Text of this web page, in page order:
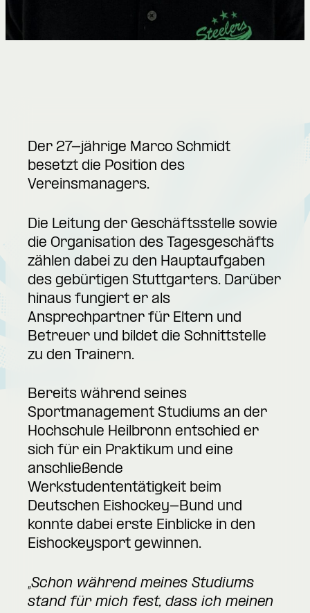
Der 27-jährige Marco Schmidt
besetzt die Position des
Vereinsmanagers.
Die Leitung der Geschäftsstelle sowie
die Organisation des Tagesgeschäfts
zählen dabei zu den Hauptaufgaben
des gebürtigen Stuttgarters. Darüber
hinaus fungiert er als
Ansprechpartner für Eltern und
Betreuer und bildet die Schnittstelle
zu den Trainern.
Bereits während seines
Sportmanagement Studiums an der
Hochschule Heilbronn entschied er
sich für ein Praktikum und eine
anschließende
Werkstudententätigkeit beim
Deutschen Eishockey-Bund und
konnte dabei erste Einblicke in den
Eishockeysport gewinnen.
„Schon während meines Studiums
stand für mich fest, dass ich meinen